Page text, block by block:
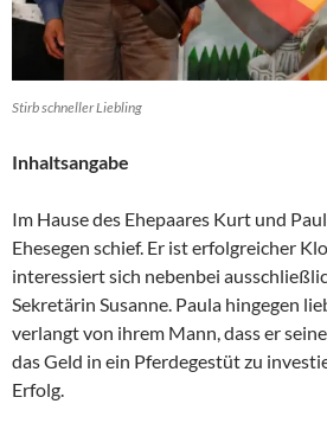
Stirb schneller Liebling
Inhaltsangabe
Im Hause des Ehepaares Kurt und
Ehesegen schief. Er ist erfolgreicher
interessiert sich nebenbei
Sekretärin Susanne. Paula hingegen
verlangt von ihrem Mann, dass er
das Geld in ein Pferdegestüt zu
Erfolg.